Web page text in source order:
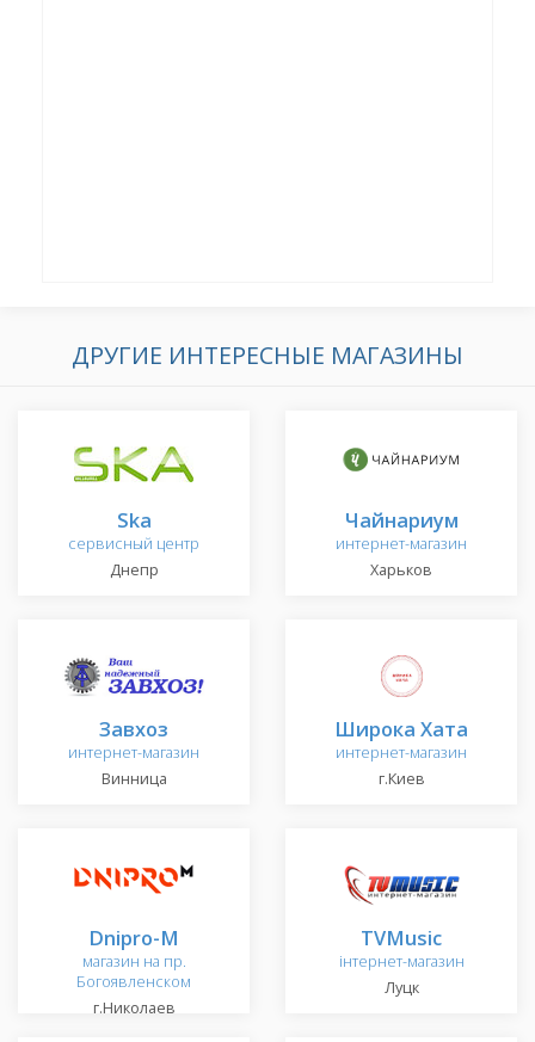
ДРУГИЕ ИНТЕРЕСНЫЕ МАГАЗИНЫ
Ska
сервисный центр
Днепр
Чайнариум
интернет-магазин
Харьков
Завхоз
интернет-магазин
Винница
Широка Хата
интернет-магазин
г.Киев
Dnipro-M
магазин на пр.
Богоявленском
г.Николаев
TVMusic
інтернет-магазин
Луцк